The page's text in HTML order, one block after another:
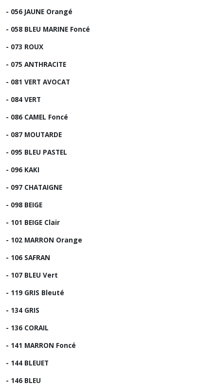
- 056 JAUNE Orangé
- 058 BLEU MARINE Foncé
- 073 ROUX
- 075 ANTHRACITE
- 081 VERT AVOCAT
- 084 VERT
- 086 CAMEL Foncé
- 087 MOUTARDE
- 095 BLEU PASTEL
- 096 KAKI
- 097 CHATAIGNE
- 098 BEIGE
- 101 BEIGE Clair
- 102 MARRON Orange
- 106 SAFRAN
- 107 BLEU Vert
- 119 GRIS Bleuté
- 134 GRIS
- 136 CORAIL
- 141 MARRON Foncé
- 144 BLEUET
- 146 BLEU